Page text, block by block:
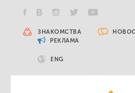
ЗНАКОМСТВА
РЕКЛАМА
ENG